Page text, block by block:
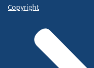
Copyright